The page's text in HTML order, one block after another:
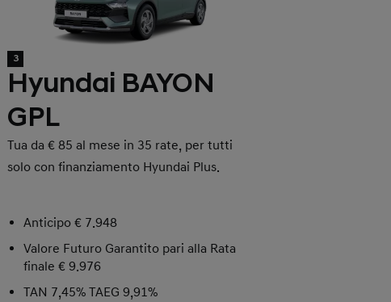
3
Hyundai BAYON
GPL
Tua da € 85 al mese in 35 rate, per tutti
solo con finanziamento Hyundai Plus.
Anticipo € 7.948
Valore Futuro Garantito pari alla Rata
finale € 9.976
TAN 7,45% TAEG 9,91%